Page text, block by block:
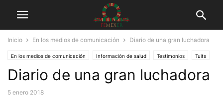
Inicio En los medios de comunicación Diario de una gran luchadora
En los medios de comunicación Información de salud Testimonios Tuits
Diario de una gran luchadora
5 enero 2018